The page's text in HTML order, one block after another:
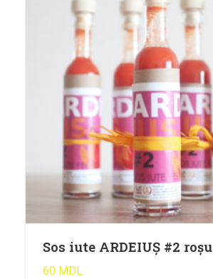
Sos iute ARDEIUȘ #2 roșu
60 MDL